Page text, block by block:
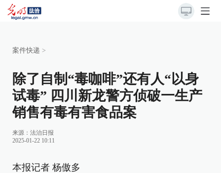
案件快递 >
除了自制“毒咖啡”还有人“以身
试毒” 四川新龙警方侦破一生产
销售有毒有害食品案
来源： 法治日报
2025-01-22 10:11
本报记者 杨傲多